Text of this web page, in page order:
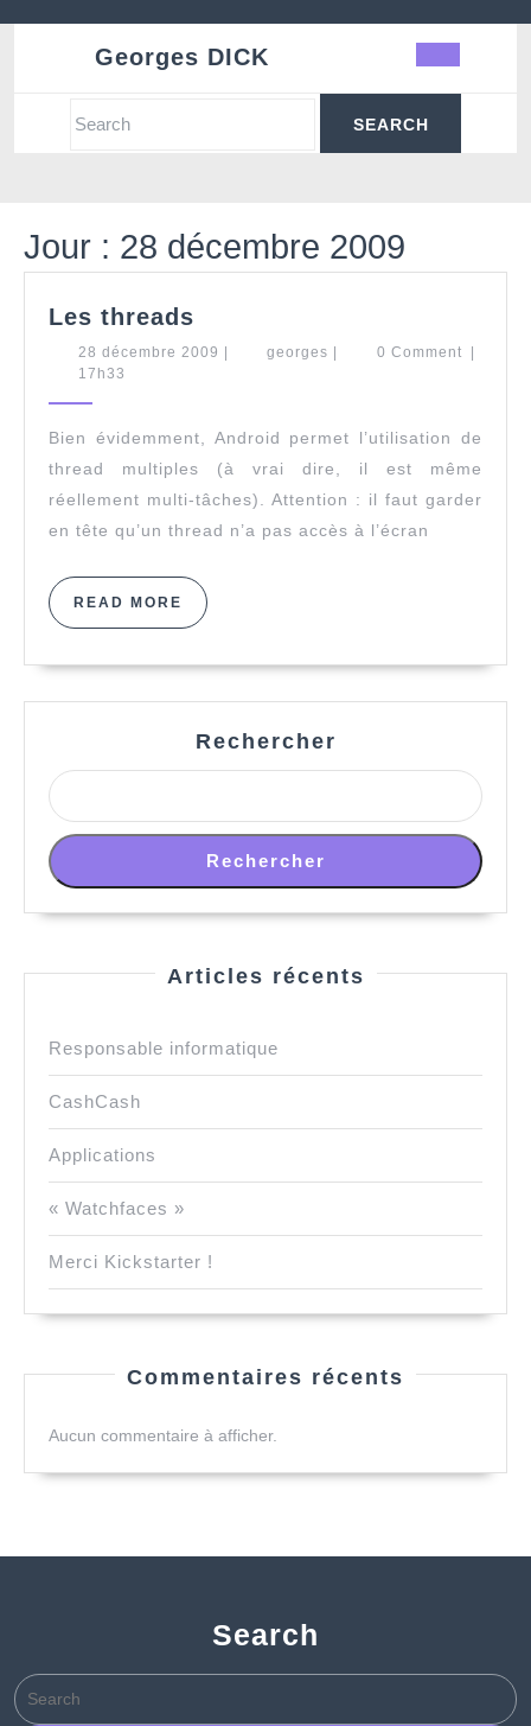
Georges DICK
Search
Jour : 28 décembre 2009
Les threads
28 décembre 2009 28
georges georges0 Comment
17h33
Bien évidemment, Android permet l’utilisation de
thread multiples (à vrai dire, il est même
réellement multi-tâches). Attention : il faut garder
en tête qu’un thread n’a pas accès à l’écran
READ MORE READ
MORE
Rechercher
Rechercher
Articles récents
Responsable informatique
CashCash
Applications
« Watchfaces »
Merci Kickstarter !
Commentaires récents
Aucun commentaire à afficher.
Search
Search
for: